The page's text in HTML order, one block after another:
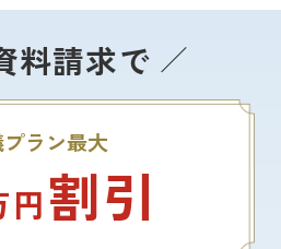
料請求で
ラン最大
円割引